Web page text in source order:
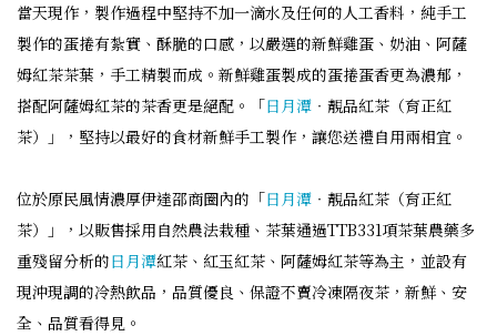
當天現作，製作過程中堅持不加一滴水及任何的人工香料，純手工
製作的蛋捲有紮實、酥脆的口感，以嚴選的新鮮雞蛋、奶油、阿薩
姆紅茶茶葉，手工精製而成。新鮮雞蛋製成的蛋捲蛋香更為濃郁，
搭配阿薩姆紅茶的茶香更是絕配。「日月潭 ‧靚品紅茶（育正紅
茶）」，堅持以最好的食材新鮮手工製作，讓您送禮自用兩相宜。
位於原民風情濃厚伊達邵商圈內的「日月潭 ‧靚品紅茶（育正紅
茶）」，以販售採用自然農法栽種、茶葉通過TTB331項茶葉農藥多
重殘留分析的日月潭紅茶、紅玉紅茶、阿薩姆紅茶等為主，並設有
現沖現調的冷熱飲品，品質優良、保證不賣冷凍隔夜茶，新鮮、安
全、品質看得見。